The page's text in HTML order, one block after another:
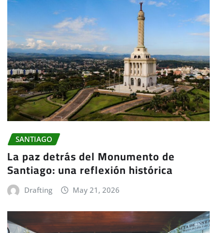
SANTIAGO
La paz detrás del Monumento de
Santiago: una reflexión histórica
Drafting May 21, 2026